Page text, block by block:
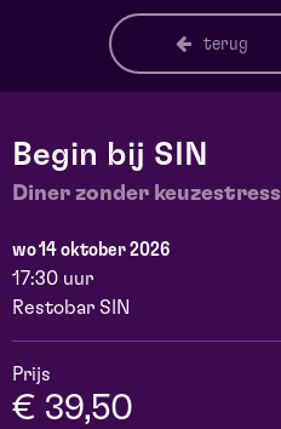
terug
Begin bij SIN
Diner zonder keuzestress
wo 14 oktober 2026
17:30 uur
Restobar SIN
Prijs
€ 39,50